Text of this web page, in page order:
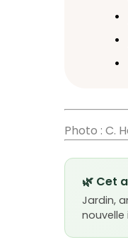
Photo : C.
🌿 Cet
Jardin,
nouvelle